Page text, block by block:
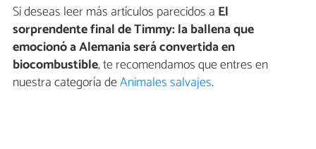
Si deseas leer más artículos parecidos a El
sorprendente final de Timmy: la ballena que
emocionó a Alemania será convertida en
biocombustible, te recomendamos que entres en
nuestra categoría deAnimales salvajes.